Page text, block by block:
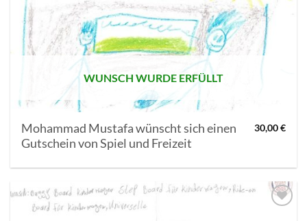
AUF MEINE
MERKLISTE
SETZEN
WUNSCH WURDE ERFÜLLT
Mohammad Mustafa wünscht sich einen
Gutschein von Spiel und Freizeit
30,00€